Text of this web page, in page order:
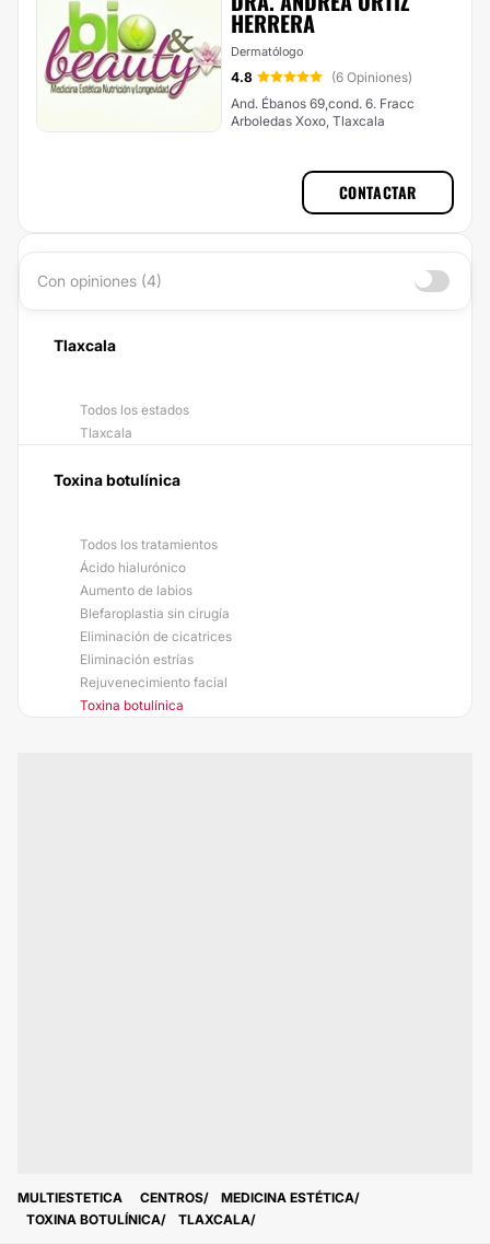
HERRERA
Dermatólogo
4.8
(6 Opiniones)
And. Ébanos 69,cond. 6. Fracc
Arboledas Xoxo, Tlaxcala
CONTACTAR
Con opiniones (4)
Tlaxcala
Todos los estados
Tlaxcala
Toxina botulínica
Todos los tratamientos
Ácido hialurónico
Aumento de labios
Blefaroplastia sin cirugía
Eliminación de cicatrices
Eliminación estrías
Rejuvenecimiento facial
Toxina botulínica
MULTIESTETICA CENTROS
MEDICINA ESTÉTICA
TOXINA BOTULÍNICA
TLAXCALA